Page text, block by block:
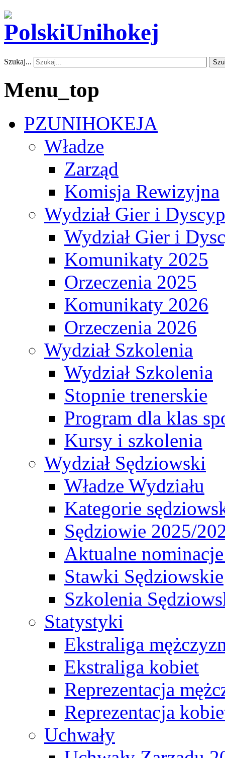
Szukaj...
Menu_top
PZUNIHOKEJA
Władze
Zarząd
Komisja Rewizyjna
Wydział Gier i
Wydział Gier i
Komunikaty 2025
Orzeczenia 2025
Komunikaty 2026
Orzeczenia 2026
Wydział Szkolenia
Wydział Szkolenia
Stopnie trenerskie
Program dla klas
Kursy i szkolenia
Wydział Sędziowski
Władze Wydziału
Kategorie
Sędziowie 2025/
Aktualne
Stawki Sędziowskie
Szkolenia
Statystyki
Ekstraliga
Ekstraliga kobiet
Reprezentacja
Reprezentacja
Uchwały